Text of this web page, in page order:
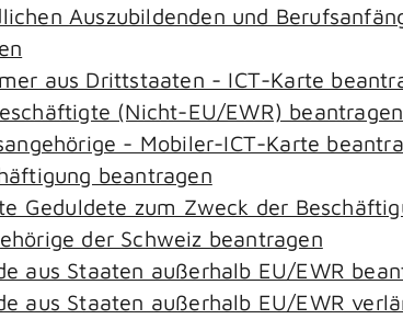
Auszubildenden und
aus Drittstaaten - ICT-Karte
(Nicht-EU/EWR) beantragen
- Mobiler-ICT-Karte
beantragen
Geduldete zum Zweck der
der Schweiz beantragen
aus Staaten außerhalb EU/EWR
aus Staaten außerhalb EU/EWR